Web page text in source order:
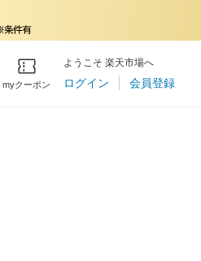
myクーポン
ようこそ 楽天市場へ
ログイン 会員登録